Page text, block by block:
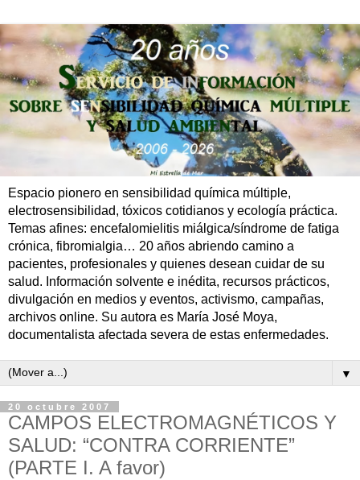
Espacio pionero en sensibilidad química múltiple,
electrosensibilidad, tóxicos cotidianos y ecología práctica.
Temas afines: encefalomielitis miálgica/síndrome de fatiga
crónica, fibromialgia… 20 años abriendo camino a
pacientes, profesionales y quienes desean cuidar de su
salud. Información solvente e inédita, recursos prácticos,
divulgación en medios y eventos, activismo, campañas,
archivos online. Su autora es María José Moya,
documentalista afectada severa de estas enfermedades.
▼
20 octubre 2007
CAMPOS ELECTROMAGNÉTICOS Y
SALUD: “CONTRA CORRIENTE”
(PARTE I. A favor)